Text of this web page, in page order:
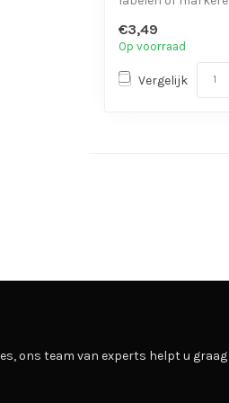
- Eenvoudig te open...
€3,49
Op voorraad
Vergelijk
ons team van experts helpt u graag